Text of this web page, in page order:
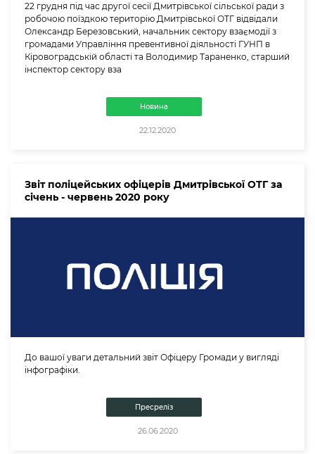
22 грудня під час другої сесії Дмитрівської сільської ради з
робочою поїздкою територію Дмитрівської ОТГ відвідали
Олександр Березовський, начальник сектору взаємодії з
громадами Управління превентивної діяльності ГУНП в
Кіровоградській області та Володимир Тараненко, старший
інспектор сектору вза
Новина
22.12.2020
Звіт поліцейських офіцерів Дмитрівської ОТГ за
січень - червень 2020 року
До вашої уваги детальний звіт Офіцеру Громади у вигляді
інфографіки.
Пресреліз
26.06.2020